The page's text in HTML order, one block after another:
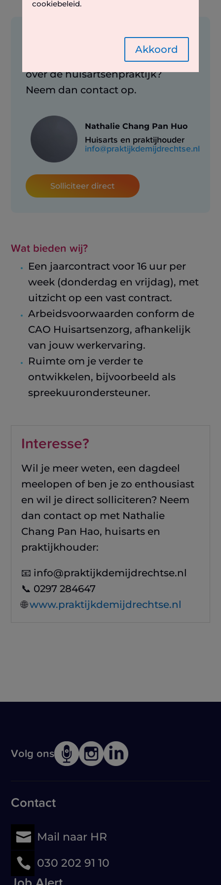
Geïnteresseerd?
Heb je vragen over deze functie of
over de huisartsenpraktijk?
Neem dan contact op.
Nathalie Chang Pan Huo
Huisarts en praktijhouder
info@praktijkdemijdrechtse.nl
Solliciteer direct
Wat bieden wij?
Een jaarcontract voor 16 uur per
week (donderdag en vrijdag), met
uitzicht op een vast contract.
Arbeidsvoorwaarden conform de
CAO Huisartsenzorg, afhankelijk
van jouw werkervaring.
Ruimte om je verder te
ontwikkelen, bijvoorbeeld als
spreekuurondersteuner.
Interesse?
Wil je meer weten, een dagdeel
meelopen of ben je zo enthousiast
en wil je direct solliciteren? Neem
dan contact op met Nathalie
Chang Pan Hao, huisarts en
praktijkhouder:
📧 info@praktijkdemijdrechtse.nl
📞 0297 284647
🌐www.praktijkdemijdrechtse.nl
Volg ons
Contact
 Mail naar HR
 030 202 91 10
cookiebeleid.
Akkoord